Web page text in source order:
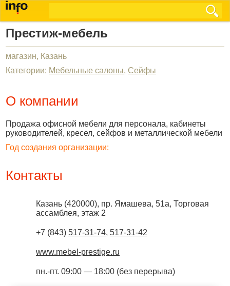
Престиж-мебель
магазин, Казань
Категории: Мебельные салоны, Сейфы
О компании
Продажа офисной мебели для персонала, кабинеты
руководителей, кресел, сейфов и металлической мебели
Год создания организации:
Контакты
Казань (420000), пр. Ямашева, 51а, Торговая
ассамблея, этаж 2
+7 (843) 517-31-74, 517-31-42
www.mebel-prestige.ru
пн.-пт. 09:00 — 18:00 (без перерыва)